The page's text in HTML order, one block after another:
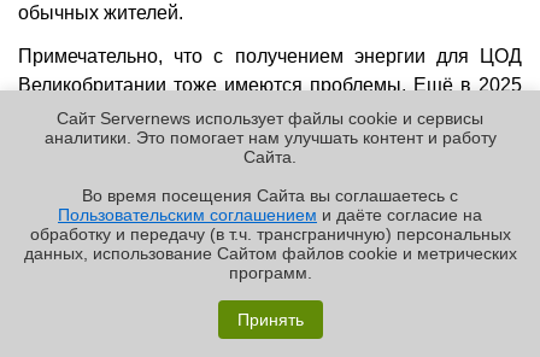
✖
обычных жителей.
Примечательно, что с получением энергии для ЦОД
Великобритании тоже имеются проблемы. Ещё в 2025
году совет AI Energy Council при британском
правительствепровёлзаседание, пытаясь решить, как
недостаточными мощностями энергетической
инфраструктуры.
http://servernews.ru/1145665
Сайт Servernews использует файлы cookie и сервисы
аналитики. Это помогает нам улучшать контент и работу
Cайта.
Во время посещения Cайта вы соглашаетесь с
Пользовательским соглашением и даёте согласие на
обработку и передачу (в т.ч. трансграничную) персональных
данных, использование Cайтом файлов cookie и метрических
программ.
Принять